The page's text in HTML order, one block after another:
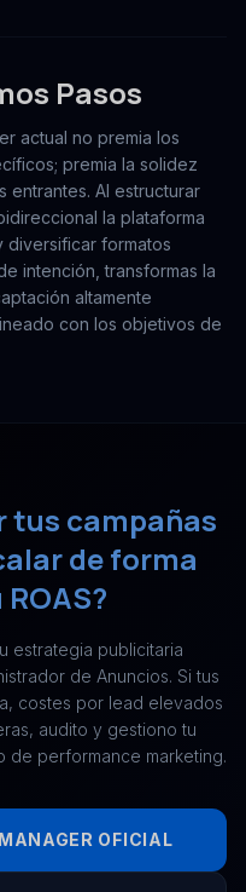
Pasos
actual no premia los
premia la solidez
entrantes. Al estructurar
la plataforma
diversificar formatos
intención, transformas la
altamente
con los objetivos de
tus campañas
de forma
estrategia publicitaria
de Anuncios. Si tus
costes por lead elevados
audito y gestiono tu
de performance marketing.
OFICIAL